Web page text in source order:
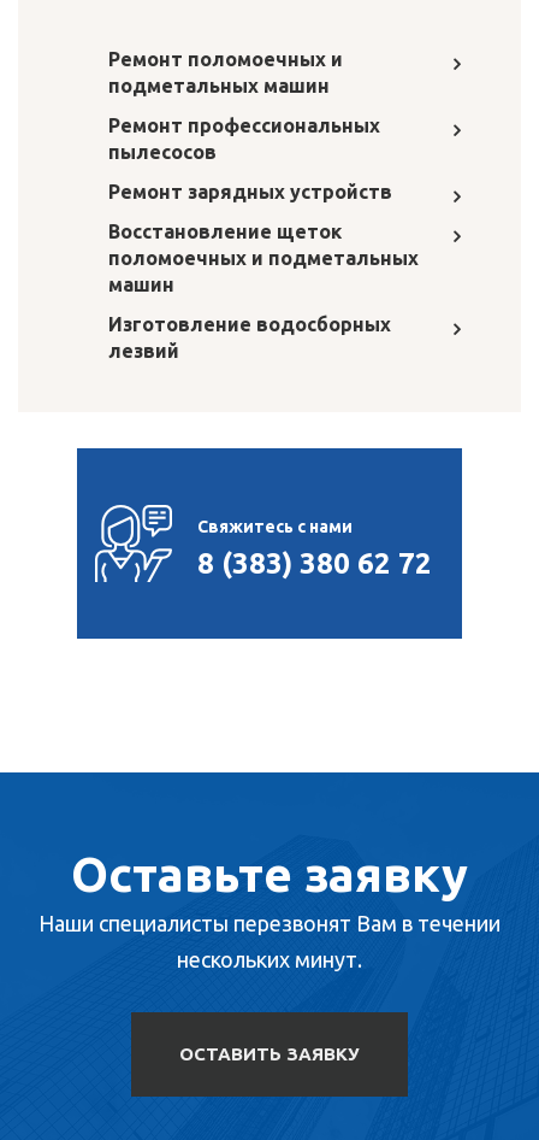
Ремонт поломоечных и
подметальных машин
Ремонт профессиональных
пылесосов
Ремонт зарядных устройств
Восстановление щеток
поломоечных и подметальных
машин
Изготовление водосборных
лезвий
Свяжитесь с нами
8 (383) 380 62 72
Оставьте заявку
Наши специалисты перезвонят Вам в течении
нескольких минут.
ОСТАВИТЬ ЗАЯВКУ